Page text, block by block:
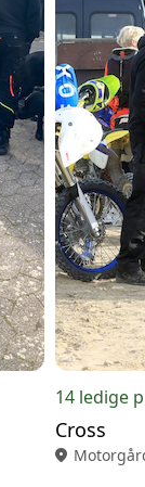
14 ledige
Cross
location_on